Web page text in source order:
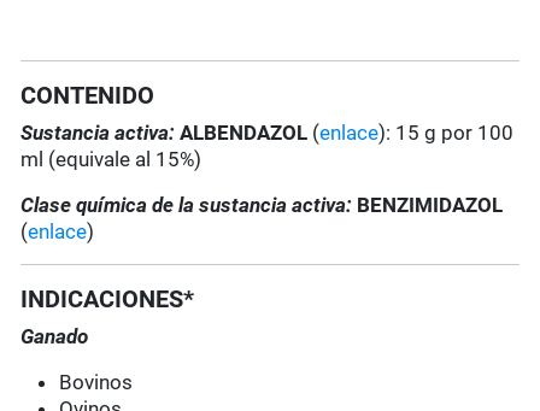
CONTENIDO
Sustancia activa: ALBENDAZOL (enlace): 15 g por 100
ml (equivale al 15%)
Clase química de la sustancia activa: BENZIMIDAZOL
(enlace)
INDICACIONES*
Ganado
Bovinos